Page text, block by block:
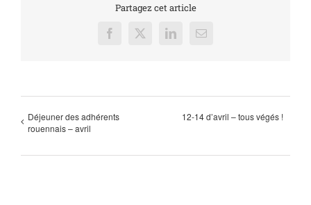
Partagez cet article
Facebook
X LinkedInEmail
Déjeuner des adhérents
rouennais – avril
12-14 d’avril – tous végés !